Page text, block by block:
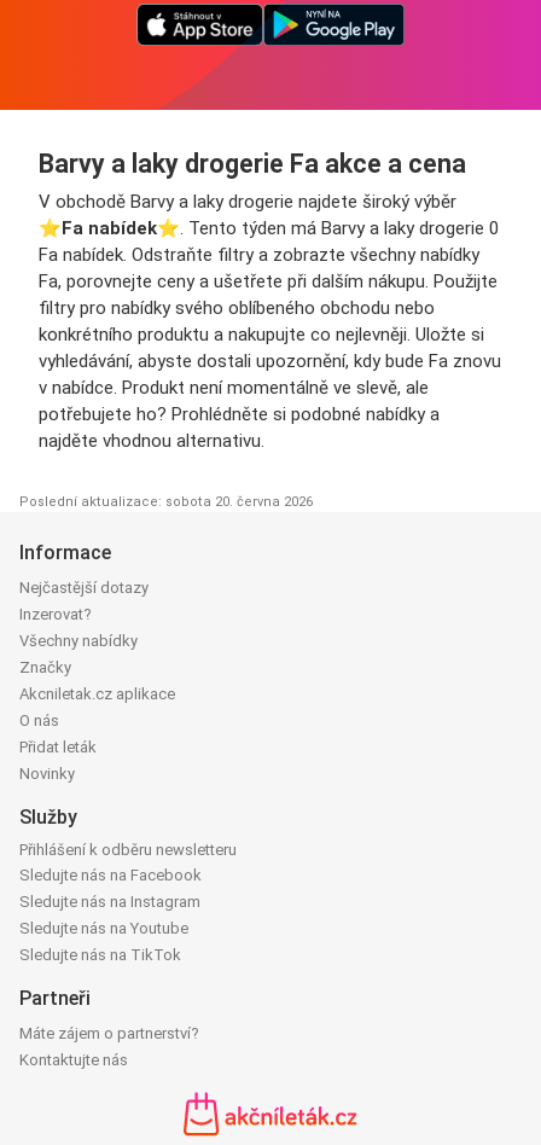
Barvy a laky drogerie Fa akce a cena
V obchodě Barvy a laky drogerie najdete široký výběr
⭐️Fa nabídek⭐️. Tento týden má Barvy a laky drogerie 0
Fa nabídek. Odstraňte filtry a zobrazte všechny nabídky
Fa, porovnejte ceny a ušetřete při dalším nákupu. Použijte
filtry pro nabídky svého oblíbeného obchodu nebo
konkrétního produktu a nakupujte co nejlevněji. Uložte si
vyhledávání, abyste dostali upozornění, kdy bude Fa znovu
v nabídce. Produkt není momentálně ve slevě, ale
potřebujete ho? Prohlédněte si podobné nabídky a
najděte vhodnou alternativu.
Poslední aktualizace: sobota 20. června 2026
Informace
Nejčastější dotazy
Inzerovat?
Všechny nabídky
Značky
Akcniletak.cz aplikace
O nás
Přidat leták
Novinky
Služby
Přihlášení k odběru newsletteru
Sledujte nás na Facebook
Sledujte nás na Instagram
Sledujte nás na Youtube
Sledujte nás na TikTok
Partneři
Máte zájem o partnerství?
Kontaktujte nás